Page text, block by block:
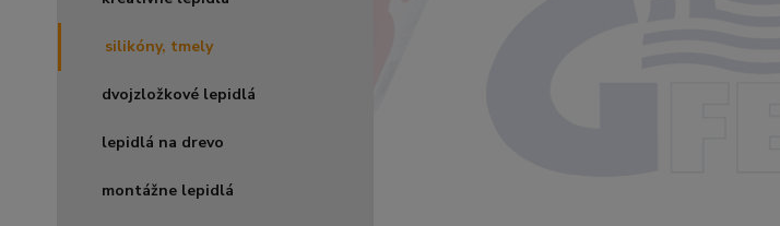
silikóny, tmely
dvojzložkové lepidlá
lepidlá na drevo
montážne lepidlá